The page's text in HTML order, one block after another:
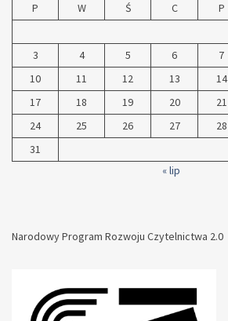
P
W Ś C P
3
4 5 6 7
10
11 12 13 14
17
18 19 20 21
24
25 26 27 28
31
« lip
Narodowy Program Rozwoju Czytelnictwa 2.0